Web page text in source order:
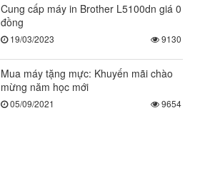
Cung cấp máy in Brother L5100dn giá 0
đồng
19/03/2023 9130
Mua máy tặng mực: Khuyến mãi chào
mừng năm học mới
05/09/2021 9654